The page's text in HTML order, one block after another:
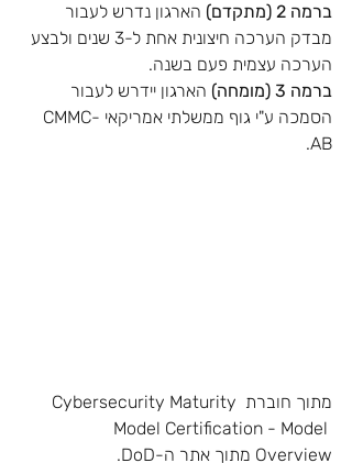
ברמה 2 (מתקדם)
הארגון נדרש לעבור
מבדק הערכה חיצונית אחת ל-3 שנים ולבצע
הערכה עצמית פעם בשנה.
ברמה 3 (מומחה)
הארגון יידרש לעבור
הסמכה ע"י גוף ממשלתי אמריקאי CMMC-
AB.
מתוך חוברת Cybersecurity Maturity
Model Certification - Model
Overview מתוך אתר ה-DoD.